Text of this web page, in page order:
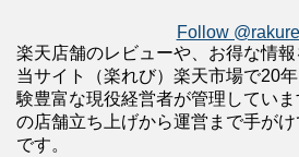
Follow
楽天店舗のレビューや、お得な情報
当サイト（楽れび）楽天市場で20
験豊富な現役経営者が管理してい
の店舗立ち上げから運営まで手が
です。